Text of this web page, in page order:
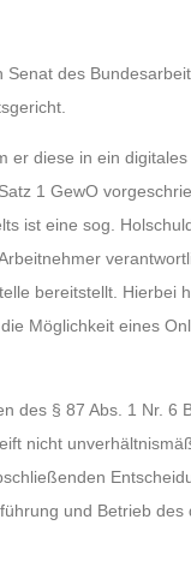
des
diese in ein
1 GewO
ist eine sog.
bereitstellt. Hierbei
Möglichkeit eines
des § 87 Abs. 1 Nr. 6
nicht
und Betrieb